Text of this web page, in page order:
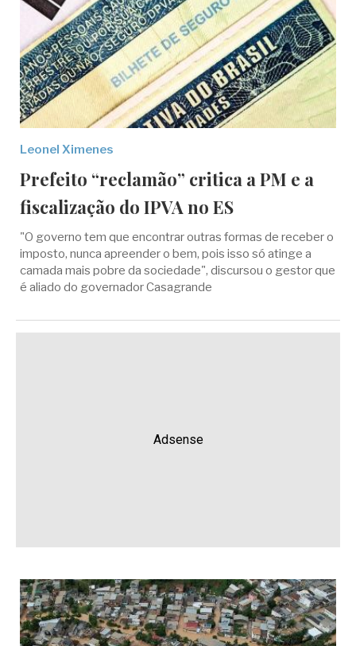
Leonel Ximenes
Prefeito “reclamão” critica a PM e a
fiscalização do IPVA no ES
"O governo tem que encontrar outras formas de receber o
imposto, nunca apreender o bem, pois isso só atinge a
camada mais pobre da sociedade", discursou o gestor que
é aliado do governador Casagrande
Adsense